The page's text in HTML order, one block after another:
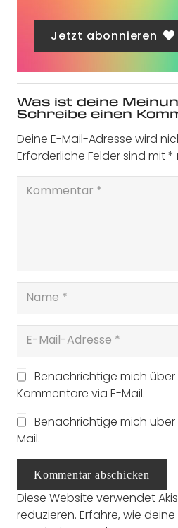
Jetzt abonnieren
Was ist deine
Schreibe einen
Deine E-Mail-Adresse wird
Erforderliche Felder sind mit*
Benachrichtige mich
Kommentare via E-Mail.
Benachrichtige mich
Mail.
Kommentar abschicken
Diese Website verwendet
reduzieren. Erfahre, wie